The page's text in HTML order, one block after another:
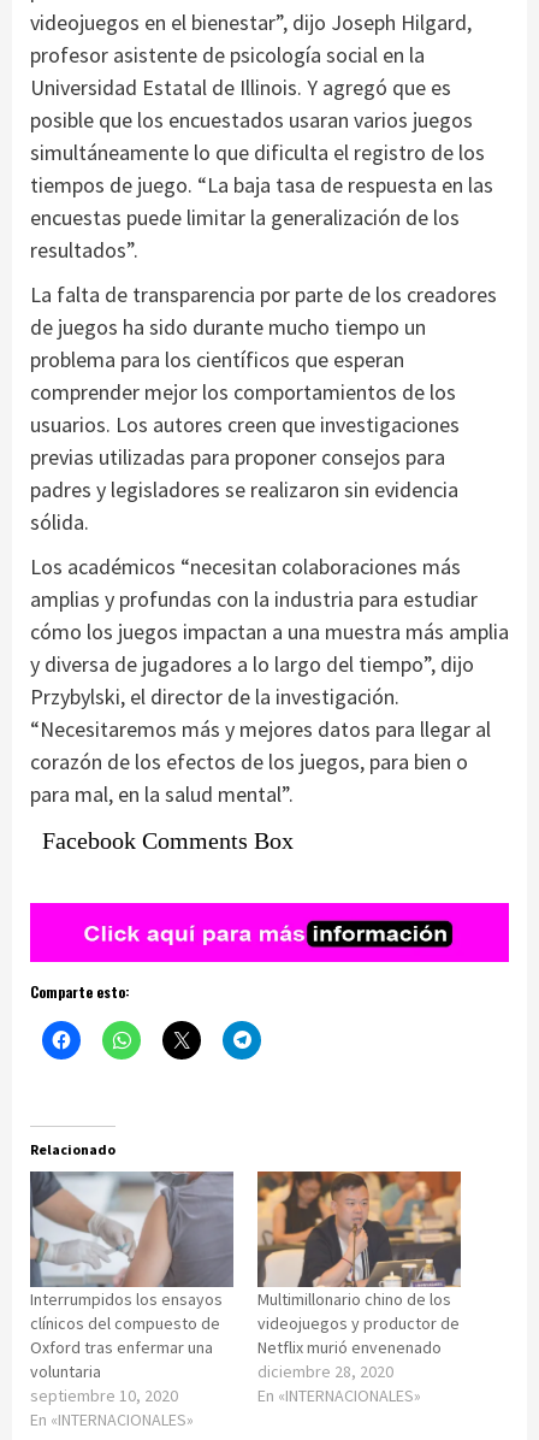
videojuegos en el bienestar”, dijo Joseph Hilgard,
profesor asistente de psicología social en la
Universidad Estatal de Illinois. Y agregó que es
posible que los encuestados usaran varios juegos
simultáneamente lo que dificulta el registro de los
tiempos de juego. “La baja tasa de respuesta en las
encuestas puede limitar la generalización de los
resultados”.
La falta de transparencia por parte de los creadores
de juegos ha sido durante mucho tiempo un
problema para los científicos que esperan
comprender mejor los comportamientos de los
usuarios. Los autores creen que investigaciones
previas utilizadas para proponer consejos para
padres y legisladores se realizaron sin evidencia
sólida.
Los académicos “necesitan colaboraciones más
amplias y profundas con la industria para estudiar
cómo los juegos impactan a una muestra más amplia
y diversa de jugadores a lo largo del tiempo”, dijo
Przybylski, el director de la investigación.
“Necesitaremos más y mejores datos para llegar al
corazón de los efectos de los juegos, para bien o
para mal, en la salud mental”.
Facebook Comments Box
Comparte esto:
Relacionado
Interrumpidos los ensayos
clínicos del compuesto de
Oxford tras enfermar una
voluntaria
septiembre 10, 2020
En «INTERNACIONALES»
Multimillonario chino de los
videojuegos y productor de
Netflix murió envenenado
diciembre 28, 2020
En «INTERNACIONALES»